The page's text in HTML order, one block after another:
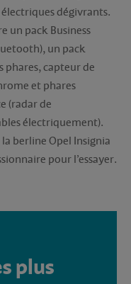
dégivrants.
un pack Business
un pack
capteur de
et phares
(radar de
électriquement).
la berline Opel Insignia
pour l’essayer.
plus